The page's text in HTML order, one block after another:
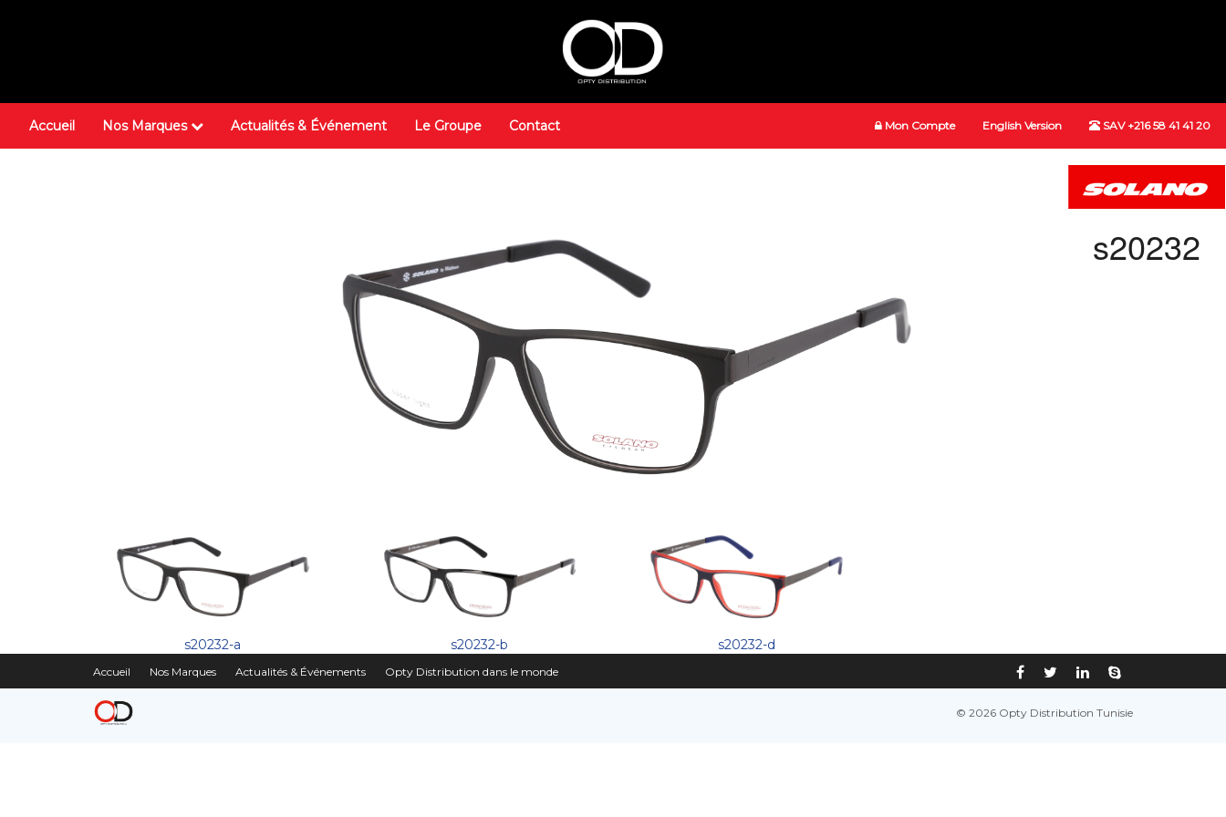
Accueil Nos Marques Actualités & Événement Le Groupe Contact Mon Compte English Version SAV +216 58 41 41 20
s20232
s20232-a s20232-b s20232-d
Accueil Nos Marques Actualités & Événements Opty Distribution dans le monde
© 2026 Opty Distribution Tunisie